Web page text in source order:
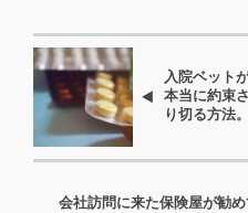
入院ベット
本当に約束
り切る方法。
会社訪問に来た保険屋が勧